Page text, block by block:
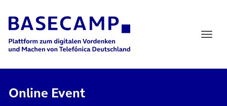
Main Navigation
Online Event